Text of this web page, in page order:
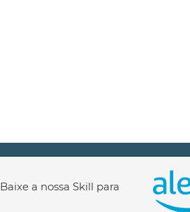
Baixe a nossa Skill para